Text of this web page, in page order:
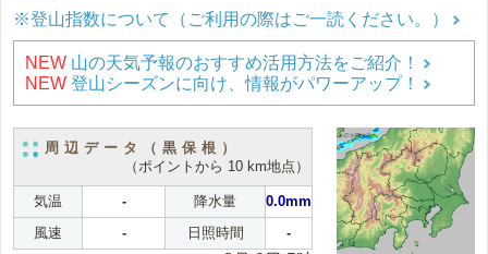
※登山指数について（ご利用の際はご一読ください。）
NEW 山の天気予報のおすすめ活用方法をご紹介！
NEW 登山シーズンに向け、情報がパワーアップ！
周辺データ（黒保根）
（ポイントから 10 km地点）
気温 - 降水量
0.0mm
風速
- 日照時間 -